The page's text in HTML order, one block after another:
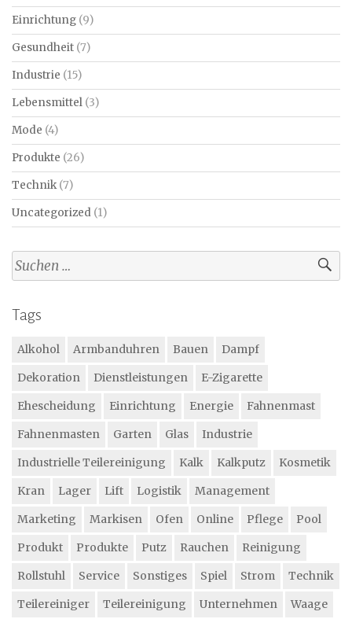
Einrichtung (9)
Gesundheit (7)
Industrie (15)
Lebensmittel (3)
Mode (4)
Produkte (26)
Technik(7)
Uncategorized (1)
Suchen
nach:
Tags
Alkohol Armbanduhren Bauen
Dampf
Dekoration
Dienstleistungen
E-Zigarette
Ehescheidung
Einrichtung Energie
Fahnenmast
Fahnenmasten
Garten Glas
Industrie
Industrielle Teilereinigung
Kalk Kalkputz
Kosmetik
Kran
Lager Lift Logistik
Management
Marketing
Markisen Ofen Online Pflege
Pool
Produkt
Produkte Putz Rauchen
Reinigung
Rollstuhl
Service Sonstiges Spiel Strom
Technik
Teilereiniger
Teilereinigung Unternehmen Waage